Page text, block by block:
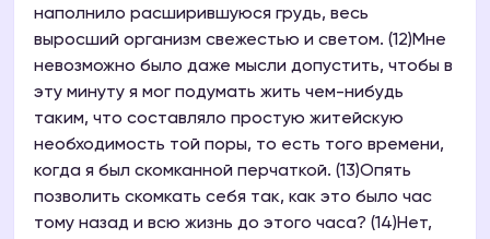
наполнило расширившуюся грудь, весь
выросший организм свежестью и светом. (12)Мне
невозможно было даже мысли допустить, чтобы в
эту минуту я мог подумать жить чем-нибудь
таким, что составляло простую житейскую
необходимость той поры, то есть того времени,
когда я был скомканной перчаткой. (13)Опять
позволить скомкать себя так, как это было час
тому назад и всю жизнь до этого часа? (14)Нет,